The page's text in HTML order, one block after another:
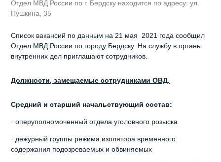
Отдел МВД России по г. Бердску находится по адресу: ул.
Пушкина, 35
Список вакансий по данным на 21 мая 2021 года сообщил
Отдел МВД России по городу Бердску. На службу в органы
внутренних дел приглашают сотрудников.
Должности, замещаемые сотрудниками ОВД.
Средний и старший начальствующий состав:
· оперуполномоченный отдела уголовного розыска
· дежурный группы режима изолятора временного
содержания подозреваемых и обвиняемых